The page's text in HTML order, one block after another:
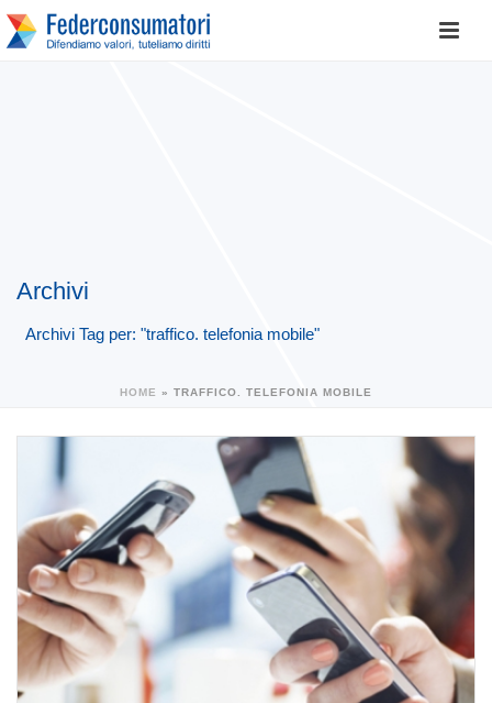
Archivi
Archivi Tag per: "traffico. telefonia mobile"
HOME » TRAFFICO. TELEFONIA MOBILE